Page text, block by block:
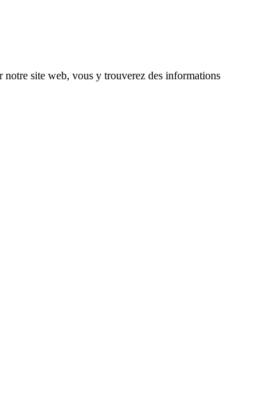
notre site web, vous y trouverez des informations